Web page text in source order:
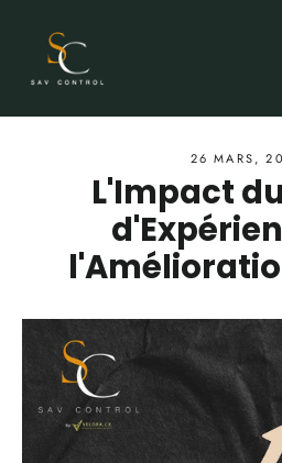
contenu
26 MARS,
L'Impact